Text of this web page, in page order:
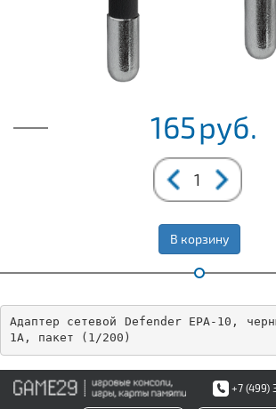
165руб.
В корзину
Адаптер сетевой Defender EPA-10,
1А, пакет (1/200)
+7 (499)